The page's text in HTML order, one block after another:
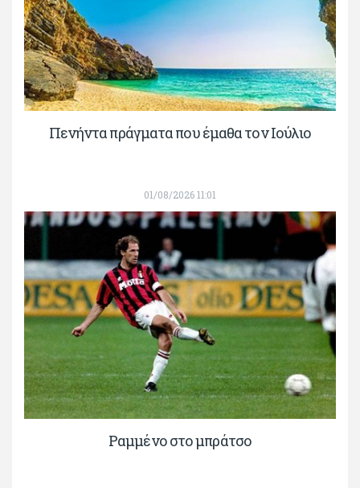
Πενήντα πράγματα που έμαθα τον Ιούλιο
01/08/2026 11:01
Ραμμένο στο μπράτσο